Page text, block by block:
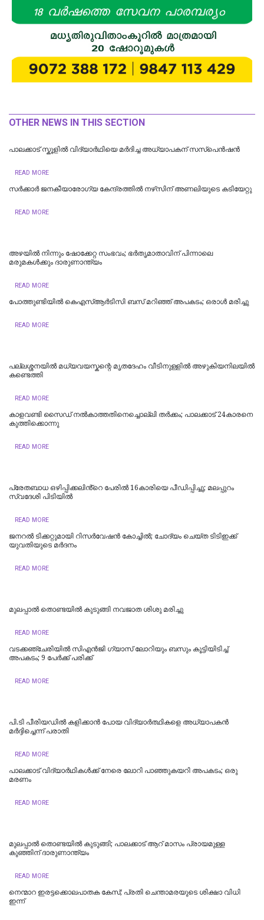
OTHER NEWS IN THIS SECTION
പാലക്കാട് സ്കൂളിൽ വിദ്യാർഥിയെ മർദിച്ച അധ്യാപകന് സസ്പെൻഷൻ
READ MORE
സര്‍ക്കാര്‍ ജനകീയാരോഗ്യ കേന്ദ്രത്തില്‍ നഴ്‌സിന് അണലിയുടെ കടിയേറ്റു
READ MORE
അഴയിൽ നിന്നും ഷോക്കേറ്റ സംഭവം; ഭർതൃമാതാവിന് പിന്നാലെ
മരുമകൾക്കും ദാരുണാന്ത്യം
READ MORE
പോത്തുണ്ടിയിൽ കെഎസ്ആര്‍ടിസി ബസ് മറിഞ്ഞ് അപകടം; ഒരാൾ മരിച്ചു
READ MORE
പല്ലശ്ശനയിൽ മധ്യവയസ്കന്റെ മൃതദേഹം വീടിനുള്ളിൽ അഴുകിയനിലയിൽ
കണ്ടെത്തി
READ MORE
കാളവണ്ടി സൈഡ് നല്‍കാത്തതിനെച്ചൊല്ലി തര്‍ക്കം; പാലക്കാട് 24കാരനെ
കുത്തിക്കൊന്നു
READ MORE
പ്രേതബാധ ഒഴിപ്പിക്കലിൻ്റെ പേരിൽ 16കാരിയെ പീഡിപ്പിച്ചു; മലപ്പുറം
സ്വദേശി പിടിയിൽ
READ MORE
ജനറൽ ടിക്കറ്റുമായി റിസർവേഷൻ കോച്ചിൽ; ചോദ്യം ചെയ്ത ടിടിഇക്ക്
യുവതിയുടെ മര്‍ദനം
READ MORE
മുലപ്പാൽ തൊണ്ടയിൽ കുടുങ്ങി നവജാത ശിശു മരിച്ചു
READ MORE
വടക്കഞ്ചേരിയിൽ സിഎൻജി ഗ്യാസ് ലോറിയും ബസും കൂട്ടിയിടിച്ച്
അപകടം; 9 പേർക്ക് പരിക്ക്
READ MORE
പി.ടി പീരിയഡിൽ കളിക്കാൻ പോയ വിദ്യാർത്ഥികളെ അധ്യാപകൻ
മർദ്ദിച്ചെന്ന് പരാതി
READ MORE
പാലക്കാട് വിദ്യാർഥികൾക്ക് നേരെ ലോറി പാഞ്ഞുകയറി അപകടം; ഒരു
മരണം
READ MORE
മുലപ്പാൽ തൊണ്ടയിൽ കുടുങ്ങി; പാലക്കാട് ആറ് മാസം പ്രായമുള്ള
കുഞ്ഞിന് ദാരുണാന്ത്യം
READ MORE
നെന്മാറ ഇരട്ടക്കൊലപാതക കേസ്; പ്രതി ചെന്താമരയുടെ ശിക്ഷാ വിധി
ഇന്ന്